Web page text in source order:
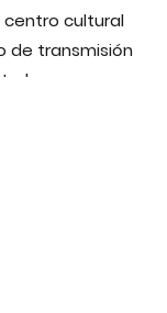
cultural
de transmisión